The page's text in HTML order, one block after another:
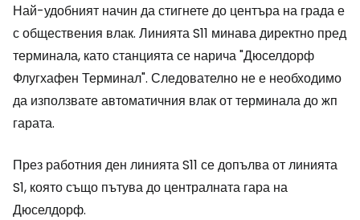
Най-удобният начин да стигнете до центъра на града е
с обществения влак. Линията S11 минава директно пред
терминала, като станцията се нарича "Дюселдорф
Флугхафен Терминал". Следователно не е необходимо
да използвате автоматичния влак от терминала до жп
гарата.
През работния ден линията S11 се допълва от линията
S1, която също пътува до централната гара на
Дюселдорф.